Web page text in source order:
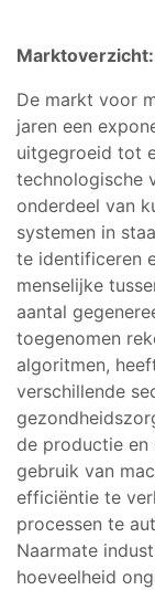
Marktoverzicht:
De markt voor
jaren een
uitgegroeid tot
technologische
onderdeel van
systemen in
te identificeren
menselijke
aantal
toegenomen
algoritmen,
verschillende
de productie en
gebruik van
efficiëntie te
processen te
Naarmate
hoeveelheid